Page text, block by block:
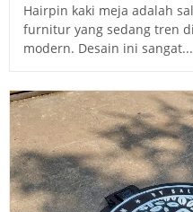
Hairpin kaki meja adalah
furnitur yang sedang tren
modern. Desain ini sangat...